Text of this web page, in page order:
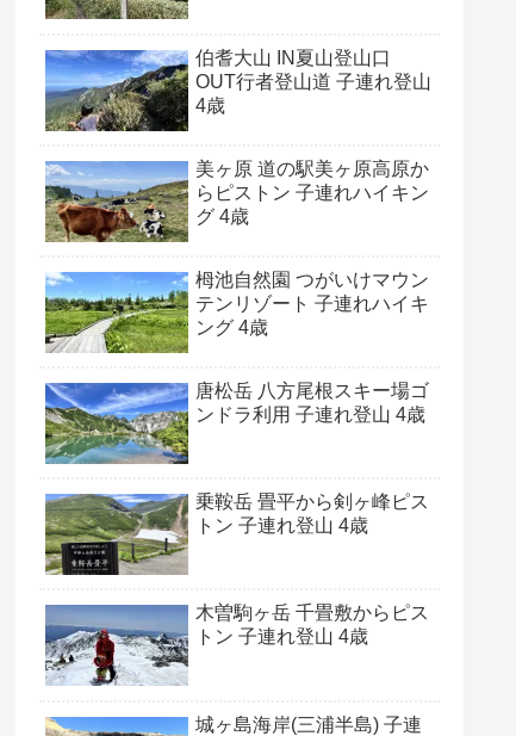
伯耆大山 IN夏山登山口
OUT行者登山道 子連れ登山
4歳
美ヶ原 道の駅美ヶ原高原か
らピストン 子連れハイキン
グ 4歳
栂池自然園 つがいけマウン
テンリゾート 子連れハイキ
ング 4歳
唐松岳 八方尾根スキー場ゴ
ンドラ利用 子連れ登山 4歳
乗鞍岳 畳平から剣ヶ峰ピス
トン 子連れ登山 4歳
木曽駒ヶ岳 千畳敷からピス
トン 子連れ登山 4歳
城ヶ島海岸(三浦半島) 子連